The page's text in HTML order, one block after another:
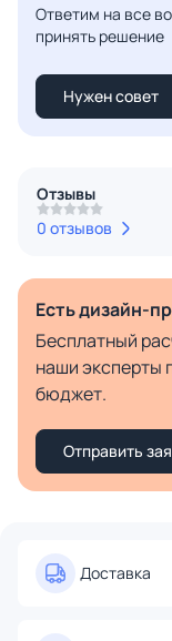
Ответим на все
принять решение
Нужен совет
Отзывы
0 отзывов
Есть дизайн-
Бесплатный
наши эксперты
бюджет.
Отправить
Доставка